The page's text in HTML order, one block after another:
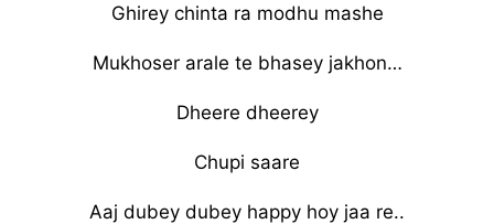
Ghirey chinta ra modhu mashe
Mukhoser arale te bhasey jakhon…
Dheere dheerey
Chupi saare
Aaj dubey dubey happy hoy jaa re..